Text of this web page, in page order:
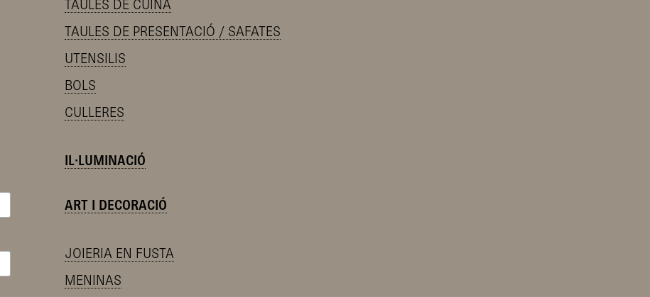
TAULES DE CUINA
TAULES DE PRESENTACIÓ / SAFATES
UTENSILIS
BOLS
CULLERES
IL·LUMINACIÓ
ART I DECORACIÓ
JOIERIA EN FUSTA
MENINAS